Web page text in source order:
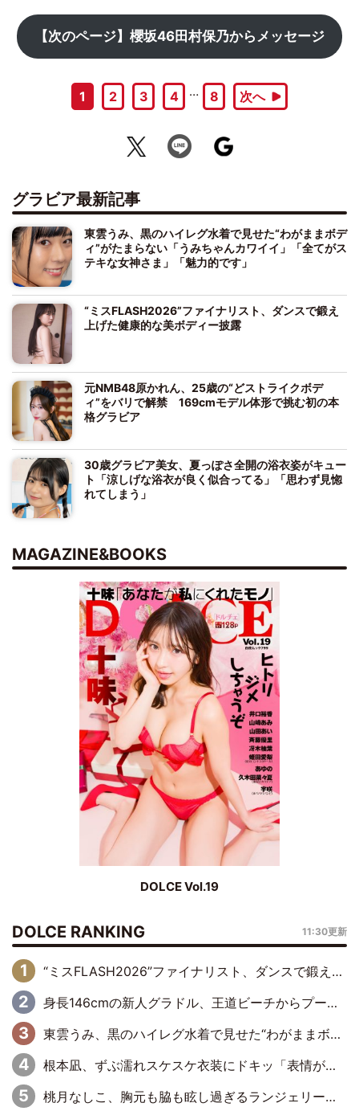
【次のページ】櫻坂46田村保乃からメッセージ
1 2 3 4 … 8 次へ
グラビア最新記事
東雲うみ、黒のハイレグ水着で見せた“わがままボデ
ィ”がたまらない「うみちゃんカワイイ」「全てがス
テキな女神さま」「魅力的です」
“ミスFLASH2026”ファイナリスト、ダンスで鍛え
上げた健康的な美ボディー披露
元NMB48原かれん、25歳の“どストライクボデ
ィ”をバリで解禁 169cmモデル体形で挑む初の本
格グラビア
30歳グラビア美女、夏っぽさ全開の浴衣姿がキュー
ト「涼しげな浴衣が良く似合ってる」「思わず見惚
れてしまう」
MAGAZINE&BOOKS
DOLCE Vol.19
DOLCE RANKING 11:30更新
“ミスFLASH2026”ファイナリスト、ダンスで鍛え上げた健康的な美ボディー披露
身長146cmの新人グラドル、王道ビーチからプールサイドそしてゴールドビキニまで…DVDデビュー作で躍動
東雲うみ、黒のハイレグ水着で見せた“わがままボディ”がたまらない「うみちゃんカワイイ」「全てがステキな女神さま」「魅力的です」
根本凪、ずぶ濡れスケスケ衣装にドキッ「表情が良過ぎる」「ねもちゃんの眼差しにドキドキが止まらない」
桃月なしこ、胸元も脇も眩し過ぎるランジェリー＆ビキニ姿を披露「なしこたそ最強」「セクシーでゴージャスで大きなボリューム」